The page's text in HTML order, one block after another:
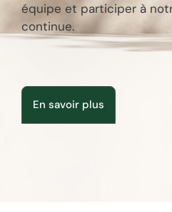
équipe et participer à
continue.
En savoir plus